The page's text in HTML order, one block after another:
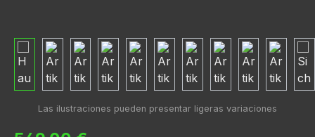
Precio normal: